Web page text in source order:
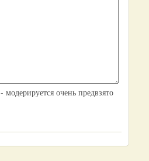
- модерируется очень предвзято